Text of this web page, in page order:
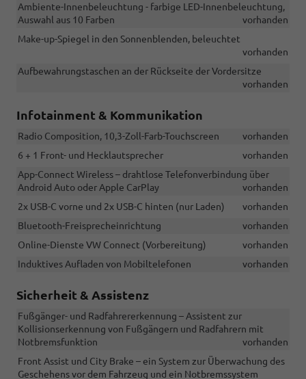
Ambiente-Innenbeleuchtung - farbige LED-Innenbeleuchtung,
Auswahl aus 10 Farben
vorhanden
Make-up-Spiegel in den Sonnenblenden, beleuchtet
vorhanden
Aufbewahrungstaschen an der Rückseite der Vordersitze
vorhanden
Infotainment & Kommunikation
Radio Composition, 10,3-Zoll-Farb-Touchscreen
vorhanden
6 + 1 Front- und Hecklautsprecher
vorhanden
App-Connect Wireless – drahtlose Telefonverbindung über
Android Auto oder Apple CarPlay
vorhanden
2x USB-C vorne und 2x USB-C hinten (nur Laden)
vorhanden
Bluetooth-Freisprecheinrichtung
vorhanden
Online-Dienste VW Connect (Vorbereitung)
vorhanden
Induktives Aufladen von Mobiltelefonen
vorhanden
Sicherheit & Assistenz
Fußgänger- und Radfahrererkennung – Assistent zur
Kollisionserkennung von Fußgängern und Radfahrern mit
Notbremsfunktion
vorhanden
Front Assist und City Brake – ein System zur Überwachung des
Geschehens vor dem Fahrzeug und ein Notbremssystem